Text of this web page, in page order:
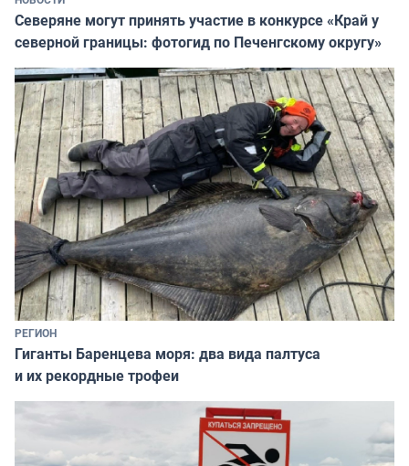
Северяне могут принять участие в конкурсе «Край у
северной границы: фотогид по Печенгскому округу»
РЕГИОН
Гиганты Баренцева моря: два вида палтуса
и их рекордные трофеи